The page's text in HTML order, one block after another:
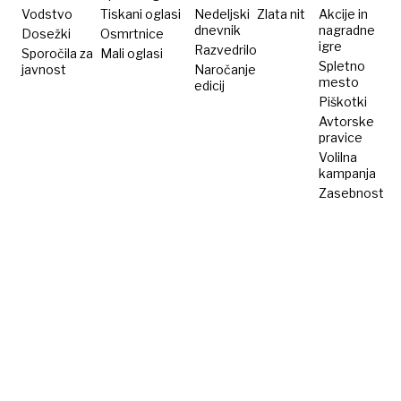
Vodstvo
Dosežki
Sporočila za
javnost
Tiskani oglasi
Osmrtnice
Mali oglasi
Nedeljski
dnevnik
Razvedrilo
Naročanje
edicij
Zlata nit
Akcije in
nagradne
igre
Spletno
mesto
Piškotki
Avtorske
pravice
Volilna
kampanja
Zasebnost